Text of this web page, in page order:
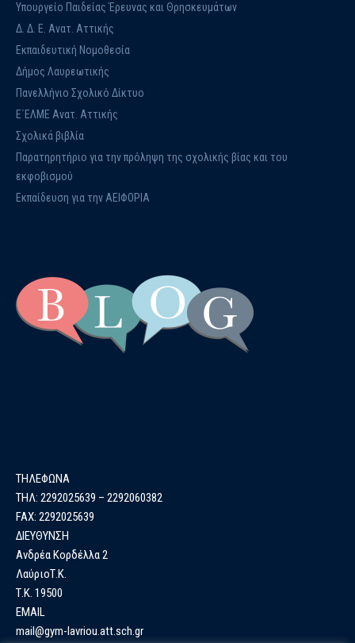
Υπουργείο Παιδείας Έρευνας και Θρησκευμάτων
Δ. Δ. Ε. Ανατ. Αττικής
Εκπαιδευτική Νομοθεσία
Δήμος Λαυρεωτικής
Πανελλήνιο Σχολικό Δίκτυο
Ε΄ΕΛΜΕ Ανατ. Αττικής
Σχολικά βιβλία
Παρατηρητήριο για την πρόληψη της σχολικής βίας και του
εκφοβισμού
Εκπαίδευση για την ΑΕΙΦΟΡΙΑ
ΤΗΛΕΦΩΝΑ
ΤΗΛ: 2292025639 – 2292060382
FAX: 2292025639
ΔΙΕΥΘΥΝΣΗ
Ανδρέα Κορδέλλα 2
ΛαύριοΤ.Κ.
Τ.Κ. 19500
EMAIL
mail@gym-lavriou.att.sch.gr